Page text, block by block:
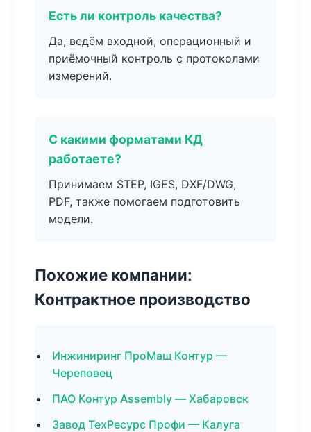
Есть ли контроль качества?
Да, ведём входной, операционный и
приёмочный контроль с протоколами
измерений.
С какими форматами КД
работаете?
Принимаем STEP, IGES, DXF/DWG,
PDF, также помогаем подготовить
модели.
Похожие компании:
Контрактное производство
Инжиниринг ПроМаш Контур —
Череповец
ПАО Контур Assembly — Хабаровск
Завод ТехРесурс Профи — Калуга